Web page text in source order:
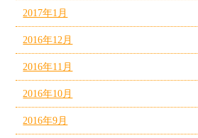
2017年1月
2016年12月
2016年11月
2016年10月
2016年9月